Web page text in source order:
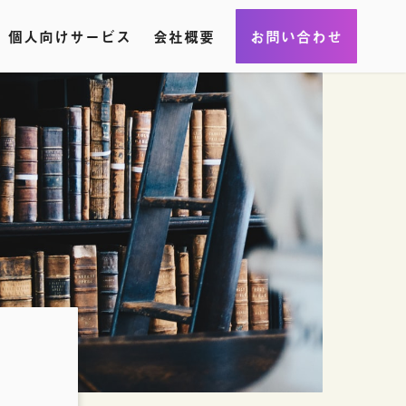
個人向けサービス 会社概要 お問い合わせ